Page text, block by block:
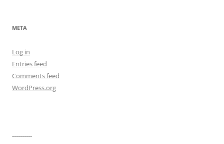
META
Log in
Entries feed
Comments feed
WordPress.org
----------